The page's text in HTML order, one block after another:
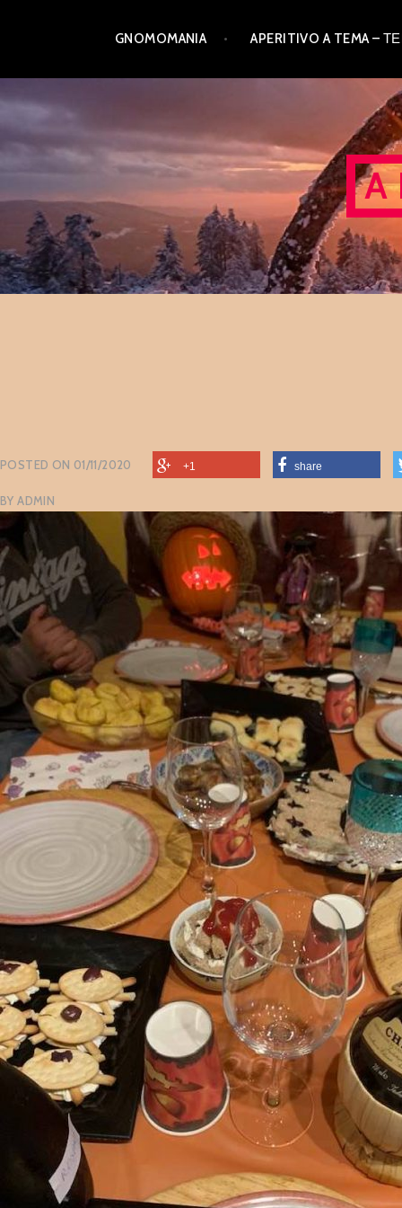
content
GNOMOMANIA APERITIVO A TEMA
A
POSTED ON 01/11/2020
BYADMIN
+1 share